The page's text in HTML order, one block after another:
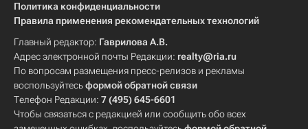
Политика конфиденциальности
Правила применения рекомендательных технологий
Главный редактор: Гаврилова А.В.
Адрес электронной почты Редакции: realty@ria.ru
По вопросам размещения пресс-релизов и рекламы
воспользуйтесьформой обратной связи
Телефон Редакции: 7 (495) 645-6601
Чтобы связаться с редакцией или сообщить обо всех